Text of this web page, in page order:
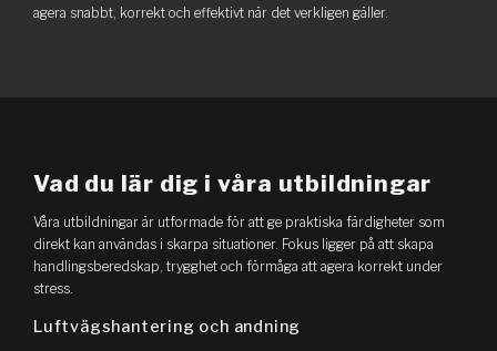
agera snabbt, korrekt och effektivt när det verkligen gäller.
Vad du lär dig i våra utbildningar
Våra utbildningar är utformade för att ge praktiska färdigheter som
direkt kan användas i skarpa situationer. Fokus ligger på att skapa
handlingsberedskap, trygghet och förmåga att agera korrekt under
stress.
Luftvägshantering och andning